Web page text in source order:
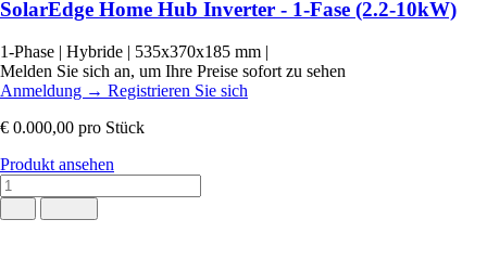
SolarEdge Home Hub Inverter - 1-Fase (2.2-10kW)
1-Phase | Hybride | 535x370x185 mm |
Melden Sie sich an, um Ihre Preise sofort zu sehen
Anmeldung → Registrieren Sie sich
€ 0.000,00 pro Stück
Produkt ansehen